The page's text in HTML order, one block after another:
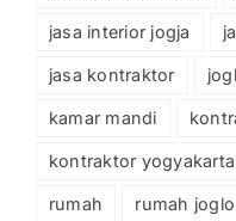
jasa interior jogja
jasa kontraktor
kamar mandi
kontraktor yogyakarta
rumah rumah joglo